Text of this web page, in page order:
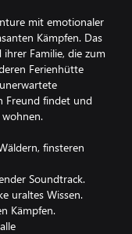
mit emotionaler
Kämpfen. Das
Familie, die zum
Ferienhütte
Freund findet und
finsteren
Soundtrack.
uraltes Wissen.
Kämpfen.